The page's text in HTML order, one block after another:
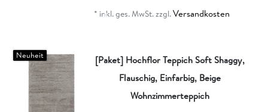
g
* inkl. ges. MwSt.zzgl.Versandkosten
Neuheit
[Paket] Hochflor Teppich Soft Shaggy,
Flauschig, Einfarbig, Beige
Wohnzimmerteppich